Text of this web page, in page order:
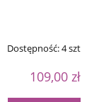
Dostępność:4 szt
109,00 zł